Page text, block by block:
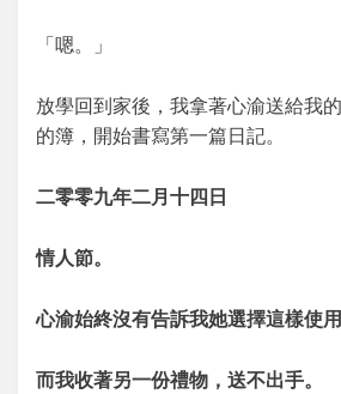
「嗯。」
放學回到家後，我拿著心渝送給我
的簿，開始書寫第一篇日記。
二零零九年二月十四日
情人節。
心渝始終沒有告訴我她選擇這樣使用
而我收著另一份禮物，送不出手。